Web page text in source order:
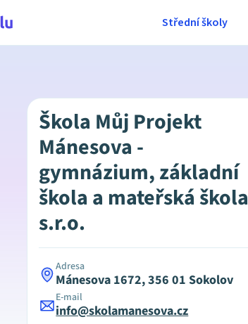
Střední školy
Škola Můj Projekt
Mánesova -
gymnázium, základní
škola a mateřská škola
s.r.o.
Adresa
Mánesova 1672, 356 01 Sokolov
E-mail
info@skolamanesova.cz